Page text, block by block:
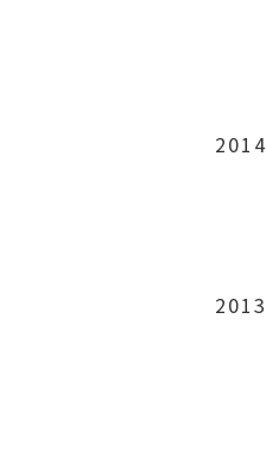
2014
2013